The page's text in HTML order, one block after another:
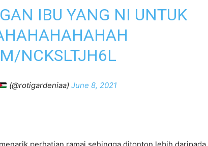
IBU YANG NI UNTUK
NCKSLTJH6L
(@rotigardeniaa)June 8, 2021